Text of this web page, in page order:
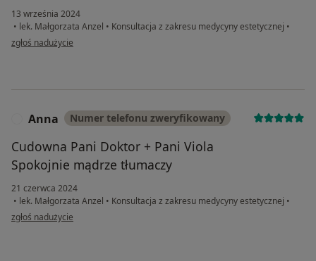
13 września 2024
• lek. Małgorzata Anzel • Konsultacja z zakresu medycyny estetycznej •
w opinii użytkownika Łukasz
zgłoś nadużycie
Anna Numer telefonu zweryfikowany
Cudowna Pani Doktor + Pani Viola
Spokojnie mądrze tłumaczy
21 czerwca 2024
• lek. Małgorzata Anzel • Konsultacja z zakresu medycyny estetycznej •
w opinii użytkownika Anna
zgłoś nadużycie